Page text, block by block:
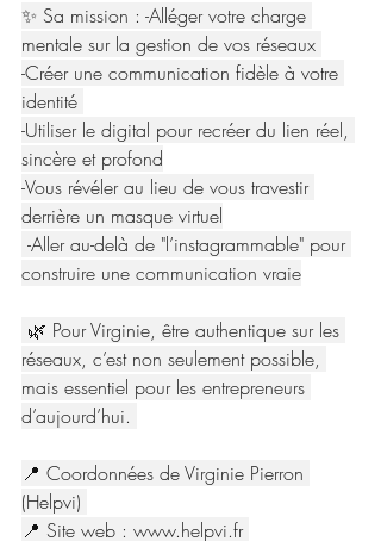
✨ Sa mission : -Alléger votre charge
mentale sur la gestion de vos réseaux
-Créer une communication fidèle à votre
identité
-Utiliser le digital pour recréer du lien réel,
sincère et profond
-Vous révéler au lieu de vous travestir
derrière un masque virtuel
construire une communication vraie
réseaux, c’est non seulement possible,
mais essentiel pour les entrepreneurs
d’aujourd’hui.
📍 Coordonnées de Virginie Pierron
(Helpvi)
📍 Site web : www.helpvi.fr